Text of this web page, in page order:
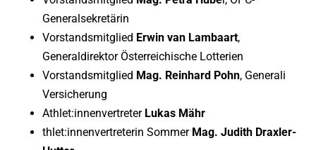
Generalsekretärin
Vorstandsmitglied Erwin van Lambaart,
Generaldirektor Österreichische Lotterien
Vorstandsmitglied Mag. Reinhard Pohn, Generali
Versicherung
Athlet:innenvertreter Lukas Mähr
thlet:innenvertreterin Sommer Mag. Judith Draxler-